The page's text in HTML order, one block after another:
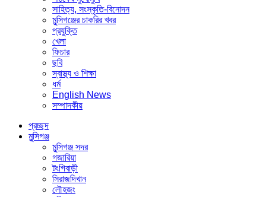
সাহিত্য, সংস্কৃতি-বিনোদন
মুন্সিগঞ্জের চাকরির খবর
প্রযুক্তি
খেলা
ফিচার
ছবি
স্বাস্থ্য ও শিক্ষা
ধর্ম
English News
সম্পাদকীয়
প্রচ্ছদ
মুন্সিগঞ্জ
মুন্সিগঞ্জ সদর
গজারিয়া
টংগিবাড়ী
সিরাজদিখান
লৌহজং